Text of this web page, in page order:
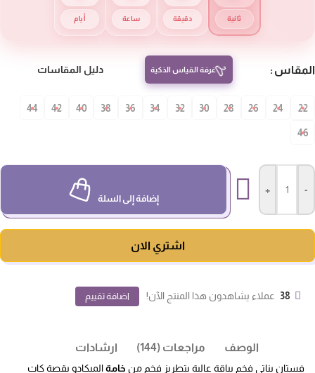
أيام ساعة دقيقة ثانية
غرفة القياس الذكية دليل المقاسات
22
24
26
28
30
32
34
36
38
40
42
44
46
إضافة إلى السلة
اشتري الان
38 عملاء يشاهدون هذا المنتج الآن! اضافة تقييم
الوصف مراجعات (144) ارشادات
فستان بناتي فخم بياقة عالية بتطريز فخم منخامةالميكادو بقصة كات